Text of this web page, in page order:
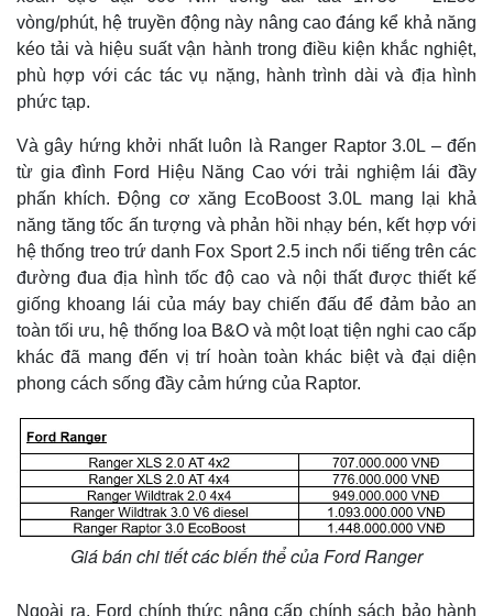
Kinh tế
Bất động sản
Khởi nghiệp
Thị trường
Giá vàng
Tiêu dùng
Tỷ giá
vòng/phút, hệ truyền động này nâng cao đáng kể khả năng
kéo tải và hiệu suất vận hành trong điều kiện khắc nghiệt,
phù hợp với các tác vụ nặng, hành trình dài và địa hình
phức tạp.
Và gây hứng khởi nhất luôn là Ranger Raptor 3.0L – đến
từ gia đình Ford Hiệu Năng Cao với trải nghiệm lái đầy
phấn khích. Động cơ xăng EcoBoost 3.0L mang lại khả
năng tăng tốc ấn tượng và phản hồi nhạy bén, kết hợp với
hệ thống treo trứ danh Fox Sport 2.5 inch nổi tiếng trên các
đường đua địa hình tốc độ cao và nội thất được thiết kế
giống khoang lái của máy bay chiến đấu để đảm bảo an
toàn tối ưu, hệ thống loa B&O và một loạt tiện nghi cao cấp
khác đã mang đến vị trí hoàn toàn khác biệt và đại diện
phong cách sống đầy cảm hứng của Raptor.
Giá bán chi tiết các biến thể của Ford Ranger
Ngoài ra, Ford chính thức nâng cấp chính sách bảo hành